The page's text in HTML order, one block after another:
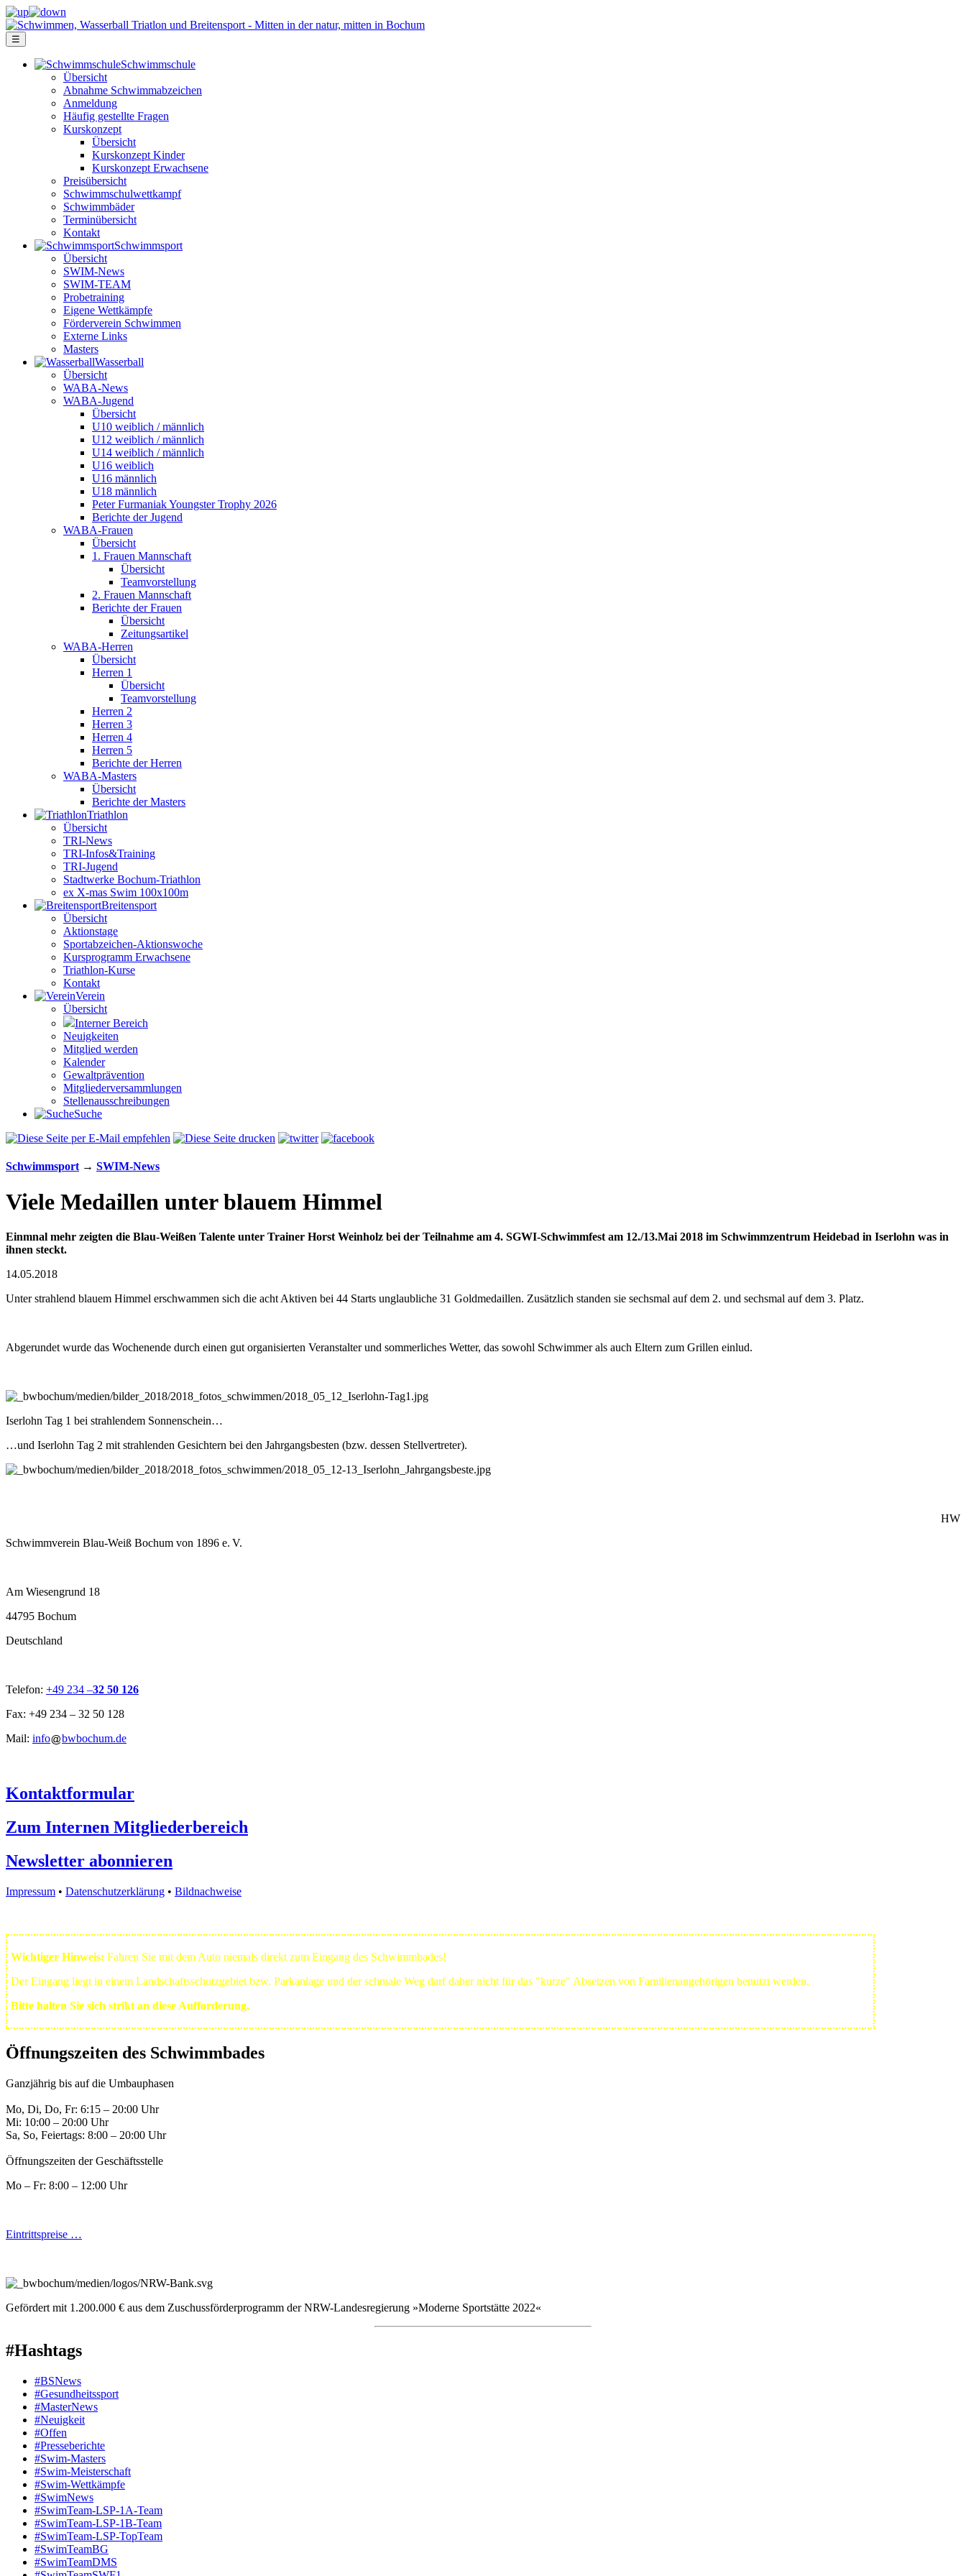
☰
Schwimm­schule
Übersicht
Ab­nah­me Schwimm­ab­zei­chen
Anmeldung
Häufig gestellte Fragen
Kurs­konzept
Übersicht
Kurskonzept Kinder
Kurskonzept Erwachsene
Preis­über­sicht
Schwimm­schul­wett­kampf
Schwimm­bäder
Terminübersicht
Kontakt
Schwimm­sport
Übersicht
SWIM-News
SWIM-TEAM
Probe­training
Eigene Wettkämpfe
Förderverein Schwimmen
Externe Links
Masters
Wasser­ball
Übersicht
WABA-News
WABA-Jugend
Übersicht
U10 weiblich / männlich
U12 weiblich / männlich
U14 weiblich / männlich
U16 weiblich
U16 männlich
U18 männlich
Peter Furmaniak Youngster Trophy 2026
Berichte der Jugend
WABA-Frauen
Übersicht
1. Frauen Mannschaft
Übersicht
Teamvorstellung
2. Frauen Mannschaft
Berichte der Frauen
Übersicht
Zeitungsartikel
WABA-Herren
Übersicht
Herren 1
Übersicht
Teamvorstellung
Herren 2
Herren 3
Herren 4
Herren 5
Berichte der Herren
WABA-Masters
Übersicht
Berichte der Masters
Triathlon
Übersicht
TRI-News
TRI-Infos&Training
TRI-Jugend
Stadtwerke Bochum-Triathlon
ex X-mas Swim 100x100m
Breiten­sport
Übersicht
Aktionstage
Sportabzeichen-Aktionswoche
Kursprogramm Erwachsene
Triathlon-Kurse
Kontakt
Verein
Übersicht
Interner Bereich
Neuigkeiten
Mitglied werden
Kalender
Gewaltprävention
Mitglieder­versammlungen
Stellen­aus­schrei­bungen
Suche
Schwimm­sport → SWIM-News
Viele Medaillen unter blauem Himmel
Einmnal mehr zeigten die Blau-Weißen Talente unter Trainer Horst Weinholz bei der Teil­nahme am 4. SGWI-Schwimm­fest am 12./13.Mai 2018 im Schwimm­zentrum Heide­bad in Iserlohn was in
ihnen steckt.
14.05.2018
Unter strahlend blauem Himmel erschwammen sich die acht Aktiven bei 44 Starts un­glaubliche 31 Gold­medaillen. Zu­sätzlich standen sie sechsmal auf dem 2. und sechsmal auf dem 3. Platz.
Abgerundet wurde das Wochen­ende durch einen gut organisierten Ver­anstalter und sommer­liches Wetter, das sowohl Schwimmer als auch Eltern zum Grillen einlud.
Iserlohn Tag 1 bei strahlendem Sonnenschein…
…und Iserlohn Tag 2 mit strahlenden Gesichtern bei den Jahrgangsbesten (bzw. dessen Stellvertreter).
HW
Schwimmverein Blau-Weiß Bochum von 1896 e. V.
Am Wiesengrund 18
44795 Bochum
Deutschland
Telefon: +49 234 –32 50 126
Fax: +49 234 – 32 50 128
Mail: info bwbochum.de
Kontaktformular
Zum Internen Mitgliederbereich
Newsletter abonnieren
Impressum • Datenschutzerklärung • Bildnachweise
Wichtiger Hinweis: Fahren Sie mit dem Auto niemals direkt zum Eingang des Schwimmbades!
Der Eingang liegt in einem Landschafts­schutzgebiet bzw. Park­anlage und der schmale Weg darf daher nicht für das "kurze" Absetzen von Familienangehörigen benutzt werden.
Bitte halten Sie sich strikt an diese Aufforderung.
Öffnungszeiten des Schwimmbades
Ganzjährig bis auf die Umbauphasen
Mo, Di, Do, Fr: 6:15 – 20:00 Uhr
Mi: 10:00 – 20:00 Uhr
Sa, So, Feiertags: 8:00 – 20:00 Uhr
Öffnungszeiten der Geschäftsstelle
Mo – Fr: 8:00 – 12:00 Uhr
Eintrittspreise …
Gefördert mit 1.200.000 € aus dem Zuschussförderprogramm der NRW-Landesregierung »Moderne Sportstätte 2022«
#Hashtags
#BSNews
#Gesundheitssport
#MasterNews
#Neuigkeit
#Offen
#Presse­berichte
#Swim-Masters
#Swim-Meister­schaft
#Swim-Wett­kämpfe
#SwimNews
#SwimTeam-LSP-1A-Team
#SwimTeam-LSP-1B-Team
#SwimTeam-LSP-TopTeam
#SwimTeamBG
#SwimTeamDMS